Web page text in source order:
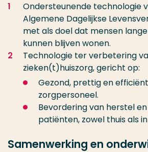
Ondersteunende technologie
Algemene Dagelijkse
met als doel dat mensen
kunnen blijven wonen.
Technologie ter verbetering
zieken(t)huiszorg, gericht op:
Gezond, prettig en
zorgpersoneel.
Bevordering van herstel
patiënten, zowel thuis als
Samenwerking en